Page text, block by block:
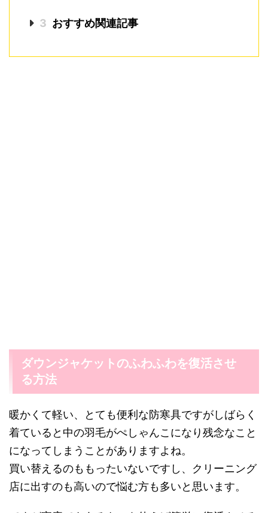
3 おすすめ関連記事
ダウンジャケットのふわふわを復活させ
る方法
暖かくて軽い、とても便利な防寒具ですがしばらく
着ていると中の羽毛がぺしゃんこになり残念なこと
になってしまうことがありますよね。
買い替えるのももったいないですし、クリーニング
店に出すのも高いので悩む方も多いと思います。